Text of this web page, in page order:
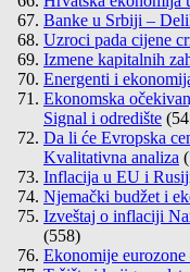
Banke u Srbiji –
Uzroci pada cijene
Izmene kapitalnih
Energenti i
Ekonomska
Signal i odredište
Da li će Evropska
Kvalitativna analiza
Inflacija u EU i
Njemački budžet i
Izveštaj o inflaciji
(558)
Ekonomije